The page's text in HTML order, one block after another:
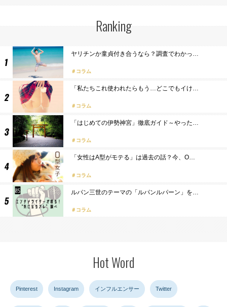
Ranking
ヤリチンか童貞付き合うなら？調査でわかっ…
コラム
「私たちこれ使われたらもう…どこでもイけ…
コラム
「はじめての伊勢神宮」徹底ガイド～やった…
コラム
「女性はA型がモテる」は過去の話？今、O…
コラム
ルパン三世のテーマの「ルパンルパーン」を…
コラム
Hot Word
Pinterest Instagram インフルエンサー Twitter